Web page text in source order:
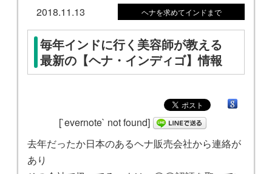
2018.11.13 ヘナを求めてインドまで
毎年インドに行く美容師が教える
最新の【ヘナ・インディゴ】情報
[`evernote` not found]
去年だったか日本のあるヘナ販売会社から連絡が
あり